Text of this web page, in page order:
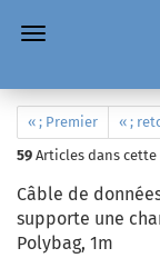
« ; Premier « ;
59 Articles dans
Câble de
supporte une
Polybag, 1m